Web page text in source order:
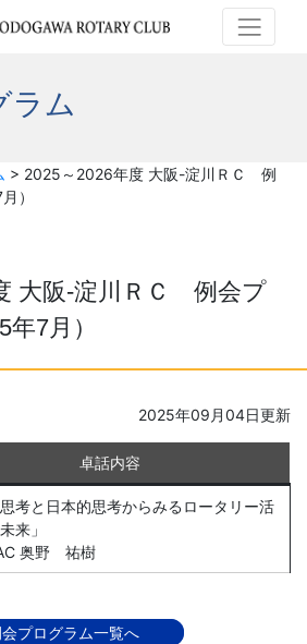
ラム
> 2025～2026年度 大阪-淀川ＲＣ 例
）
大阪-淀川ＲＣ 例会プ
7月）
2025年09月04日更新
卓話内容
思考と日本的思考からみるロータリー活
来」
奥野 祐樹
プログラム一覧へ